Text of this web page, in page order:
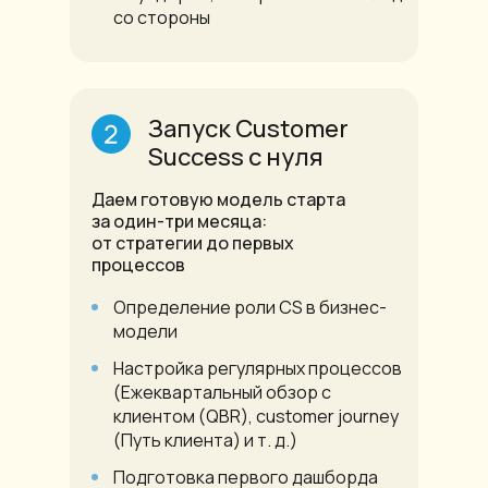
Запуск Customer
Success с нуля
Даем готовую модель старта
за один-три месяца:
от стратегии до первых
процессов
Определение роли CS в бизнес-
модели
Настройка регулярных процессов
(Ежеквартальный обзор с
клиентом (QBR), customer journey
(Путь клиента) и т. д.)
Подготовка первого дашборда
со стороны